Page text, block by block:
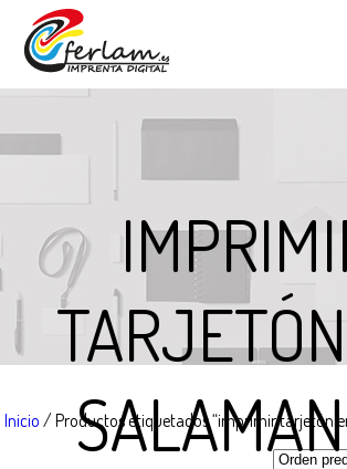
Inicio / Productos etiquetados “imprimir tarjetón